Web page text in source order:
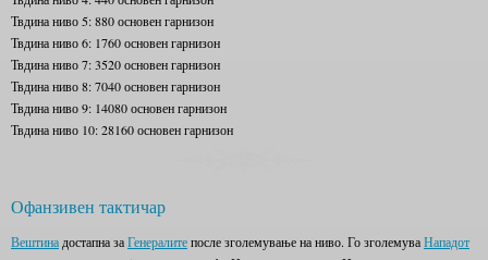
Твдина ниво 5: 880 основен гарнизон
Твдина ниво 6: 1760 основен гарнизон
Твдина ниво 7: 3520 основен гарнизон
Твдина ниво 8: 7040 основен гарнизон
Твдина ниво 9: 14080 основен гарнизон
Твдина ниво 10: 28160 основен гарнизон
Офанзивен тактичар
Вештина достапна заГенералитепосле зголемување на ниво. Го зголемуваНападот